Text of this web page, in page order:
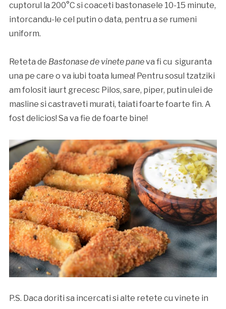
cuptorul la 200°C si coaceti bastonasele 10-15 minute,
intorcandu-le cel putin o data, pentru a se rumeni
uniform.
Reteta de Bastonase de vinete paneva fi cu siguranta
una pe care o va iubi toata lumea! Pentru sosul tzatziki
am folosit iaurt grecesc Pilos, sare, piper, putin ulei de
masline si castraveti murati, taiati foarte foarte fin. A
fost delicios! Sa va fie de foarte bine!
P.S. Daca doriti sa incercati si alte retete cu vinete in